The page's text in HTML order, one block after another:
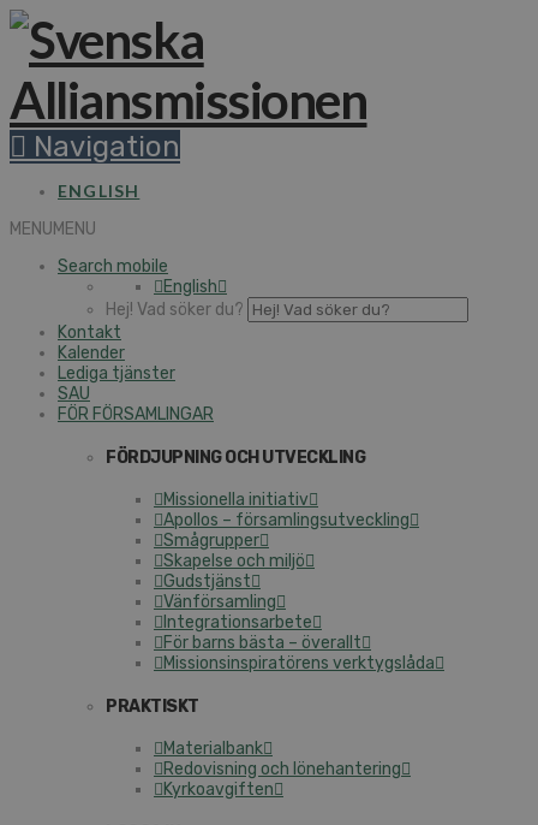
Navigation
ENGLISH
MENUMENU
Search mobile
English
Hej! Vad söker du?
Kontakt
Kalender
Lediga tjänster
SAU
FÖR FÖRSAMLINGAR
FÖRDJUPNING OCH UTVECKLING
Missionella initiativ
Apollos – församlingsutveckling
Smågrupper
Skapelse och miljö
Gudstjänst
Vänförsamling
Integrationsarbete
För barns bästa – överallt
Missionsinspiratörens verktygslåda
PRAKTISKT
Materialbank
Redovisning och lönehantering
Kyrkoavgiften